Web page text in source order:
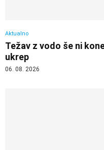
Aktualno
Težav z vodo še ni
ukrep
06. 08. 2026